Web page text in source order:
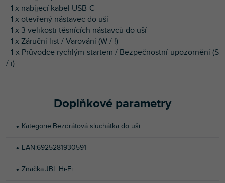
- 1 x nabíjecí kabel USB-C
- 1 x otevřený nástavec do uší
- 1 x 3 velikosti těsnících nástavců do uší
- 1 x Záruční list / Varování (W / !)
- 1 x Průvodce rychlým startem / Bezpečnostní upozornění (S
/ i)
Doplňkové parametry
Kategorie:Bezdrátová sluchátka do uší
EAN:6925281930591
Značka:JBL Hi-Fi